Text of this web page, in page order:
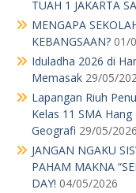
TUAH 1 JAKARTA
MENGAPA
KEBANGSAAN? 01/
Iduladha 2026 di
Memasak 29/05/
Lapangan Riuh
Kelas 11 SMA
Geografi 29/05/2026
JANGAN NGAKU
PAHAM MAKNA
DAY! 04/05/2026